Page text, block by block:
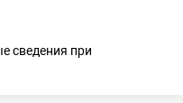
сведения при